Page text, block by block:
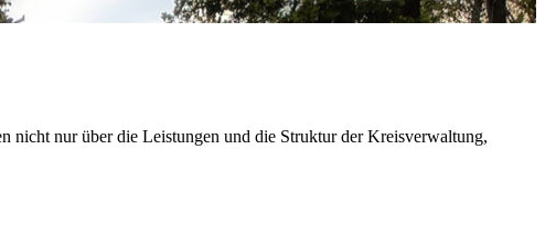
nicht nur über die Leistungen und die Struktur der Kreisverwaltung,